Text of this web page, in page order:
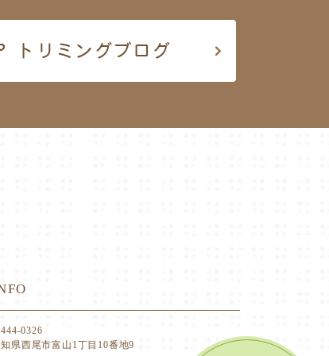
0326
県西尾市富山1丁目10番地9